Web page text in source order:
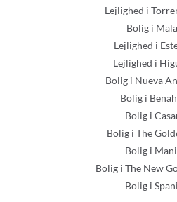
Lejlighed i
Bolig i
Lejlighed i
Lejlighed i
Bolig i Nueva
Bolig i
Bolig i
Bolig i The
Bolig i
Bolig i The New
Bolig i